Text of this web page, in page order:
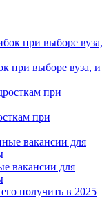
при выборе вуза, и
при
вакансии для